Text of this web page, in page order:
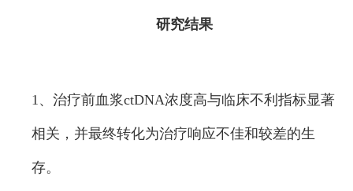
研究结果
1、治疗前血浆ctDNA浓度高与临床不利指标显著
相关，并最终转化为治疗响应不佳和较差的生
存。